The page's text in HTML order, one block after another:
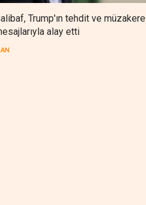
Trump'ın tehdit ve müzakere
alay etti